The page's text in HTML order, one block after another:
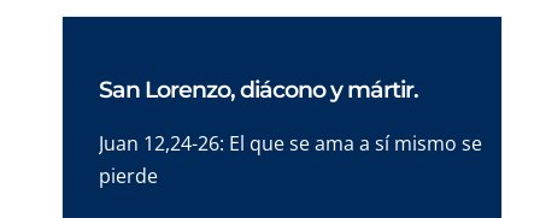
San Lorenzo, diácono y mártir.
Juan 12,24-26: El que se ama a sí mismo se
pierde